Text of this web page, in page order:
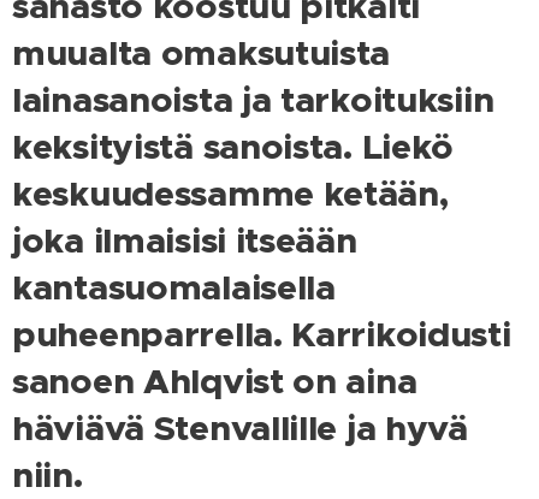
muualta omaksutuista
lainasanoista ja tarkoituksiin
keksityistä sanoista. Liekö
keskuudessamme ketään,
joka ilmaisisi itseään
kantasuomalaisella
puheenparrella. Karrikoidusti
sanoen Ahlqvist on aina
häviävä Stenvallille ja hyvä
niin.